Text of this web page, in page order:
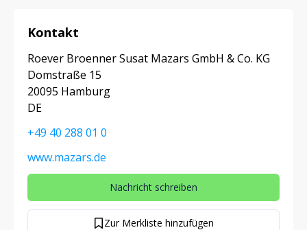
Kontakt
Roever Broenner Susat Mazars GmbH & Co. KG
Domstraße 15
20095 Hamburg
DE
+49 40 288 01 0
www.mazars.de
Nachricht schreiben
Zur Merkliste hinzufügen